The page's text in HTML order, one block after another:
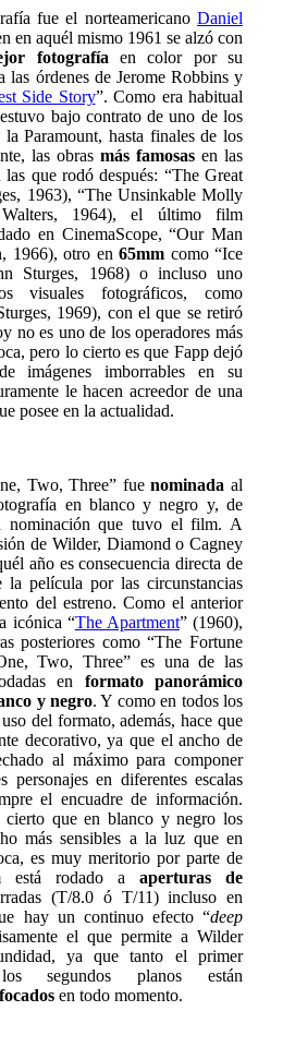
fue el norteamericano Daniel
en aquél mismo 1961 se alzó con
fotografía en color por su
las órdenes de Jerome Robbins y
Side Story”. Como era habitual
bajo contrato de uno de los
la Paramount, hasta finales de los
las obras más famosas en las
que rodó después: “The Great
1963), “The Unsinkable Molly
1964), el último film
en CinemaScope, “Our Man
1966), otro en 65mm como “Ice
Sturges, 1968) o incluso uno
visuales fotográficos, como
1969), con el que se retiró
no es uno de los operadores más
pero lo cierto es que Fapp dejó
imágenes imborrables en su
le hacen acreedor de una
posee en la actualidad.
Two, Three” fuenominada al
en blanco y negro y, de
nominación que tuvo el film. A
de Wilder, Diamond o Cagney
año es consecuencia directa de
la película por las circunstancias
del estreno. Como el anterior
icónica “The Apartment” (1960),
posteriores como “The Fortune
Two, Three” es una de las
en formato panorámico
y negro. Y como en todos los
del formato, además, hace que
decorativo, ya que el ancho de
al máximo para componer
personajes en diferentes escalas
el encuadre de información.
cierto que en blanco y negro los
más sensibles a la luz que en
es muy meritorio por parte de
está rodado a aperturas de
(T/8.0 ó T/11) incluso en
hay un continuo efecto “deep
el que permite a Wilder
ya que tanto el primer
segundos planos están
en todo momento.